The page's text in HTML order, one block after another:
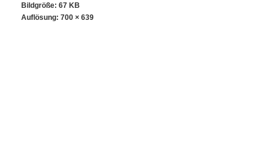
Bildgröße: 67 KB
Auflösung: 700 × 639